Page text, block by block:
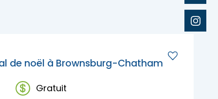
et achats locaux
de réception
de noël à Brownsburg-Chatham
Gratuit